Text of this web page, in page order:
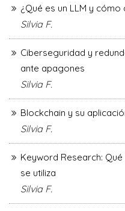
¿Qué es un LLM y
Silvia F.
Ciberseguridad y
ante apagones
Silvia F.
Blockchain y su
Silvia F.
Keyword Research:
se utiliza
Silvia F.